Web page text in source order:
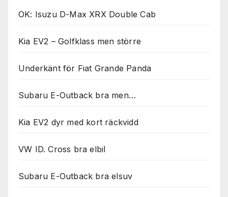
OK: Isuzu D-Max XRX Double Cab
Kia EV2 – Golfklass men större
Underkänt för Fiat Grande Panda
Subaru E-Outback bra men…
Kia EV2 dyr med kort räckvidd
VW ID. Cross bra elbil
Subaru E-Outback bra elsuv